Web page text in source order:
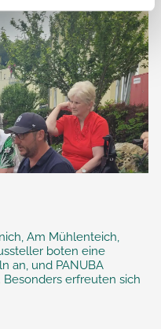
Am Mühlenteich,
boten eine
an, und PANUBA
erfreuten sich